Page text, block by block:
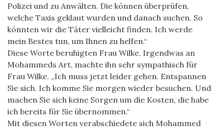
Polizei und zu Anwälten. Die können überprüfen,
welche Taxis geklaut wurden und danach suchen. So
könnten wir die Täter vielleicht finden. Ich werde
mein Bestes tun, um Ihnen zu helfen.“
Diese Worte beruhigten Frau Wilke. Irgendwas an
Mohammeds Art, machte ihn sehr sympathisch für
Frau Wilke. „Ich muss jetzt leider gehen. Entspannen
Sie sich. Ich komme Sie morgen wieder besuchen. Und
machen Sie sich keine Sorgen um die Kosten, die habe
ich bereits für Sie übernommen.“
Mit diesen Worten verabschiedete sich Mohammed